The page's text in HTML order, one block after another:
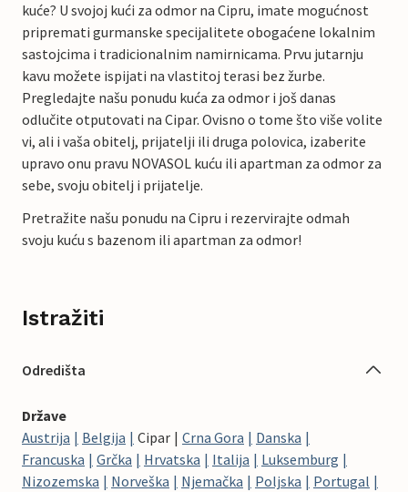
kuće? U svojoj kući za odmor na Cipru, imate mogućnost
pripremati gurmanske specijalitete obogaćene lokalnim
sastojcima i tradicionalnim namirnicama. Prvu jutarnju
kavu možete ispijati na vlastitoj terasi bez žurbe.
Pregledajte našu ponudu kuća za odmor i još danas
odlučite otputovati na Cipar. Ovisno o tome što više volite
vi, ali i vaša obitelj, prijatelji ili druga polovica, izaberite
upravo onu pravu NOVASOL kuću ili apartman za odmor za
sebe, svoju obitelj i prijatelje.
Pretražite našu ponudu na Cipru i rezervirajte odmah
svoju kuću s bazenom ili apartman za odmor!
Istražiti
Odredišta
Države
Austrija
Belgija Cipar Crna Gora
Danska
Francuska
Grčka Hrvatska Italija
Luksemburg
Nizozemska
Norveška Njemačka Poljska
Portugal